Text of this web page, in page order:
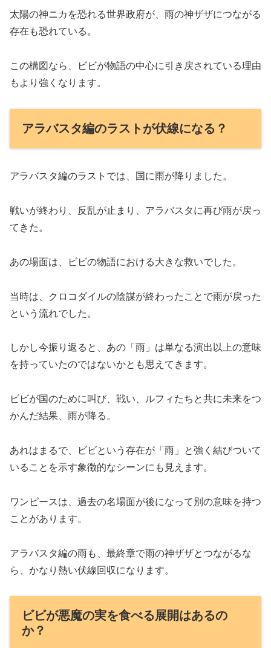
太陽の神ニカを恐れる世界政府が、雨の神ザザにつながる
存在も恐れている。
この構図なら、ビビが物語の中心に引き戻されている理由
もより強くなります。
アラバスタ編のラストが伏線になる？
アラバスタ編のラストでは、国に雨が降りました。
戦いが終わり、反乱が止まり、アラバスタに再び雨が戻っ
てきた。
あの場面は、ビビの物語における大きな救いでした。
当時は、クロコダイルの陰謀が終わったことで雨が戻った
という流れでした。
しかし今振り返ると、あの「雨」は単なる演出以上の意味
を持っていたのではないかとも思えてきます。
ビビが国のために叫び、戦い、ルフィたちと共に未来をつ
かんだ結果、雨が降る。
あれはまるで、ビビという存在が「雨」と強く結びついて
いることを示す象徴的なシーンにも見えます。
ワンピースは、過去の名場面が後になって別の意味を持つ
ことがあります。
アラバスタ編の雨も、最終章で雨の神ザザとつながるな
ら、かなり熱い伏線回収になります。
ビビが悪魔の実を食べる展開はあるの
か？